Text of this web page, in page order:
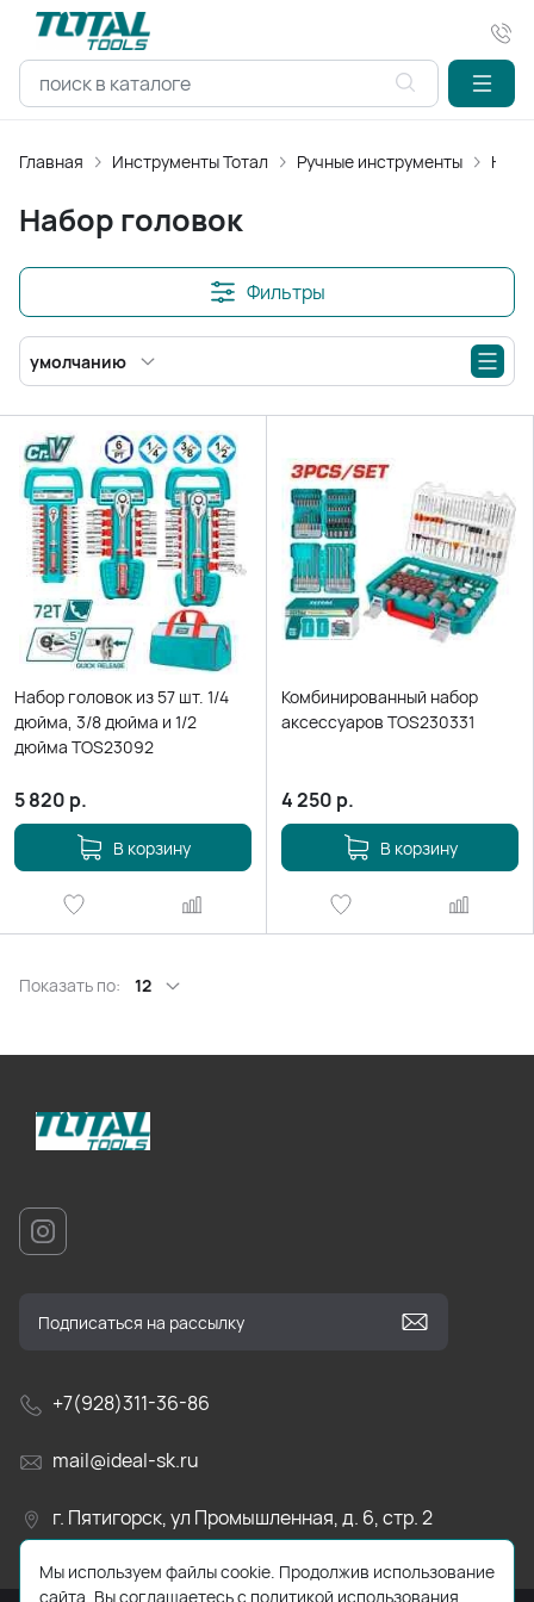
Главная Инструменты Тотал Ручные инструменты
Набор головок
Фильтры
умолчанию
Набор головок из 57 шт. 1/4
дюйма, 3/8 дюйма и 1/2
дюйма TOS23092
5 820 р.
В корзину
Комбинированный набор
аксессуаров TOS230331
4 250 р.
В корзину
Показать по: 12
+7(928)311-36-86
mail@ideal-sk.ru
г. Пятигорск, ул Промышленная, д. 6, стр. 2
Мы используем файлы cookie. Продолжив использование
сайта, Вы соглашаетесь с политикой использования